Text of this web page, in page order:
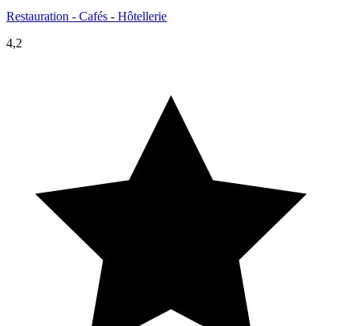
Restauration - Cafés - Hôtellerie
4,2